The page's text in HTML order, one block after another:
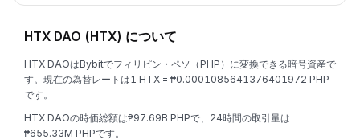
HTX DAO (HTX) について
HTX DAOはBybitでフィリピン・ペソ（PHP）に変換できる暗号資産で
す。現在の為替レートは1 HTX = ₱0.0001085641376401972 PHP
です。
HTX DAOの時価総額は₱97.69B PHPで、24時間の取引量は
₱655.33M PHPです。